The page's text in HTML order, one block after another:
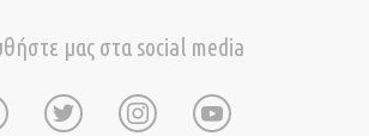
μας στα social media